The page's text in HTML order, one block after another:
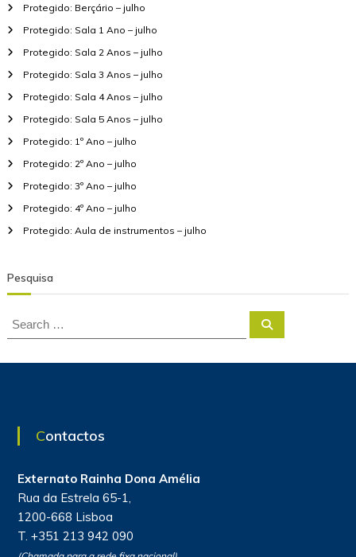
o
N
s
l
e
t
e
r
Protegido: Berçário – julho
Protegido: Sala 1 Ano – julho
Protegido: Sala 2 Anos – julho
Protegido: Sala 3 Anos – julho
Protegido: Sala 4 Anos – julho
Protegido: Sala 5 Anos – julho
Protegido: 1º Ano – julho
Protegido: 2º Ano – julho
Protegido: 3º Ano – julho
Protegido: 4º Ano – julho
Protegido: Aula de instrumentos – julho
Pesquisa
S
e
S
c
Contactos
Externato Rainha Dona Amélia
Rua da Estrela 65-1,
1200-668 Lisboa
T. +351 213 942 090